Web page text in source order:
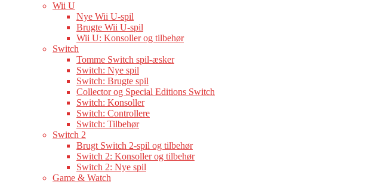
Wii U
Nye Wii U-spil
Brugte Wii U-spil
Wii U: Konsoller og tilbehør
Switch
Tomme Switch spil-æsker
Switch: Nye spil
Switch: Brugte spil
Collector og Special Editions Switch
Switch: Konsoller
Switch: Controllere
Switch: Tilbehør
Switch 2
Brugt Switch 2-spil og tilbehør
Switch 2: Konsoller og tilbehør
Switch 2: Nye spil
Game & Watch